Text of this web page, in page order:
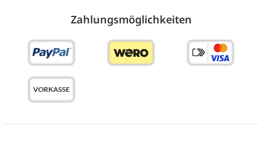
Zahlungs­möglich­keiten